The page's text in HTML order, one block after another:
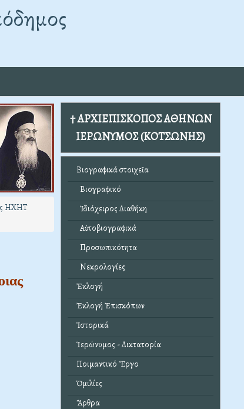
ΗΧΗΤ
† ΑΡΧΙΕΠΙΣΚΟΠΟΣ ΑΘΗΝΩΝ
ΙΕΡΩΝΥΜΟΣ (ΚΟΤΣΩΝΗΣ)
Βιογραφικά στοιχεῖα
Βιογραφικό
Ἰδιόχειρος Διαθήκη
Αὐτοβιογραφικά
Προσωπικότητα
Νεκρολογίες
Ἐκλογή
Ἐκλογή Ἐπισκόπων
Ἱστορικά
Ἱερώνυμος - Δικτατορία
Ποιμαντικό Ἔργο
Ὁμιλίες
Ἄρθρα